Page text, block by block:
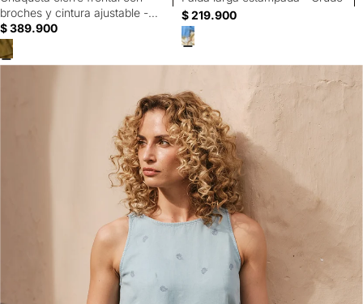
broches y cintura ajustable -
Verde
$ 389.900
$ 219.900